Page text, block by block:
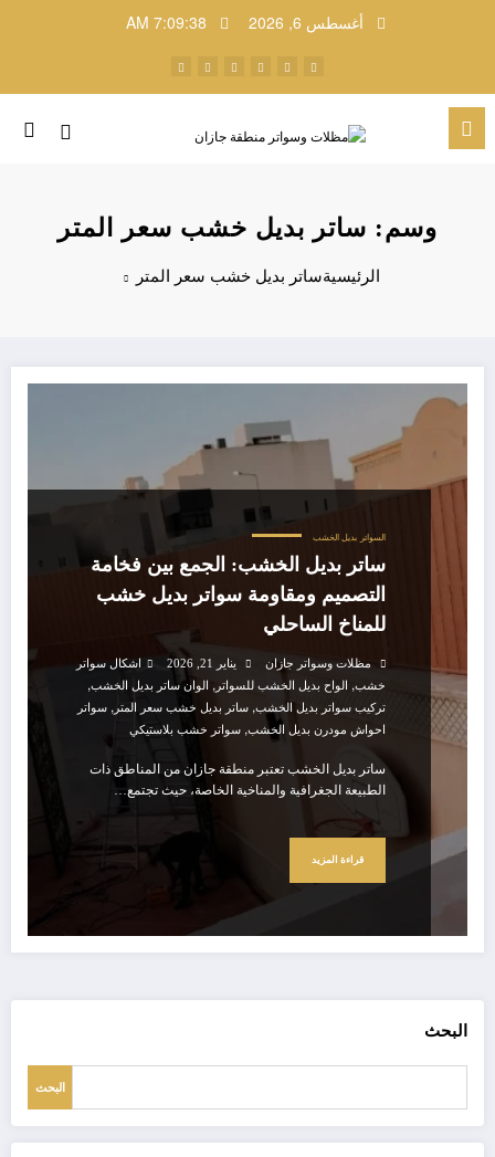
أغسطس 6, 2026 7:09:38 AM
وسم: ساتر بديل خشب سعر المتر
الرئيسيةساتر بديل خشب سعر المتر
السواتر بديل الخشب
ساتر بديل الخشب: الجمع بين فخامة
التصميم ومقاومة سواتر بديل خشب
للمناخ الساحلي
مظلات وسواتر جازان يناير 21, 2026
اشكال سواتر
خشب, الواح بديل الخشب للسواتر , الوان ساتر بديل الخشب,
تركيب سواتر بديل الخشب, ساتر بديل خشب سعر المتر , سواتر
احواش مودرن بديل الخشب, سواتر خشب بلاستيكي
ساتر بديل الخشب تعتبر منطقة جازان من المناطق ذات
الطبيعة الجغرافية والمناخية الخاصة، حيث تجتمع…
قراءة المزيد
البحث
البحث